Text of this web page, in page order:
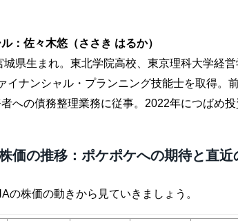
：佐々木悠（ささき はるか）
城県生まれ。東北学院高校、東京理科大学経
イナンシャル・プランニング技能士を取得。
への債務整理業務に従事。2022年につばめ投
価の推移：ポケポケへの期待と直近
の株価の動きから見ていきましょう。